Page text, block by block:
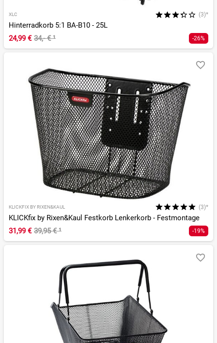
XLC (3)*
Hinterradkorb 5:1 BA-B10 - 25L
24,99 € 34,- €¹ -26%
KLICKFIX BY RIXEN&KAUL (3)*
KLICKfix by Rixen&Kaul Festkorb Lenkerkorb - Festmontage
31,99 € 39,95 €¹ -19%